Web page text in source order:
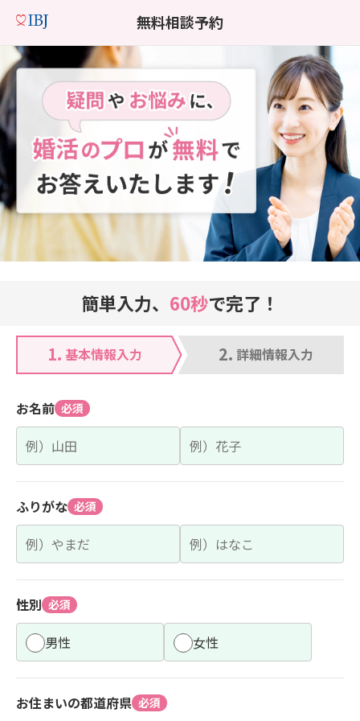
無料相談予約
簡単入力、 60秒で完了！
1. 基本情報入力 2. 詳細情報入力
お名前 必須
ふりがな 必須
性別 必須
男性 女性
お住まいの都道府県 必須